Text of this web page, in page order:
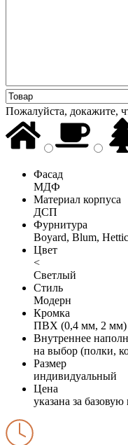
Пожалуйста, докажите,
Фасад
МДФ
Материал корпуса
ДСП
Фурнитура
Boyard, Blum,
Цвет
<
Светлый
Стиль
Модерн
Кромка
ПВХ (0,4 мм, 2 мм)
Внутреннее
на выбор (полки,
Размер
индивидуальный
Цена
указана за